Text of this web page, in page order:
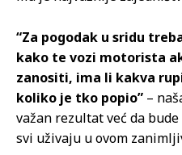
“Za pogodak u sridu
kako te vozi motorista
zanositi, ima li kakva
koliko je tko popio” –
važan rezultat već da
svi uživaju u ovom